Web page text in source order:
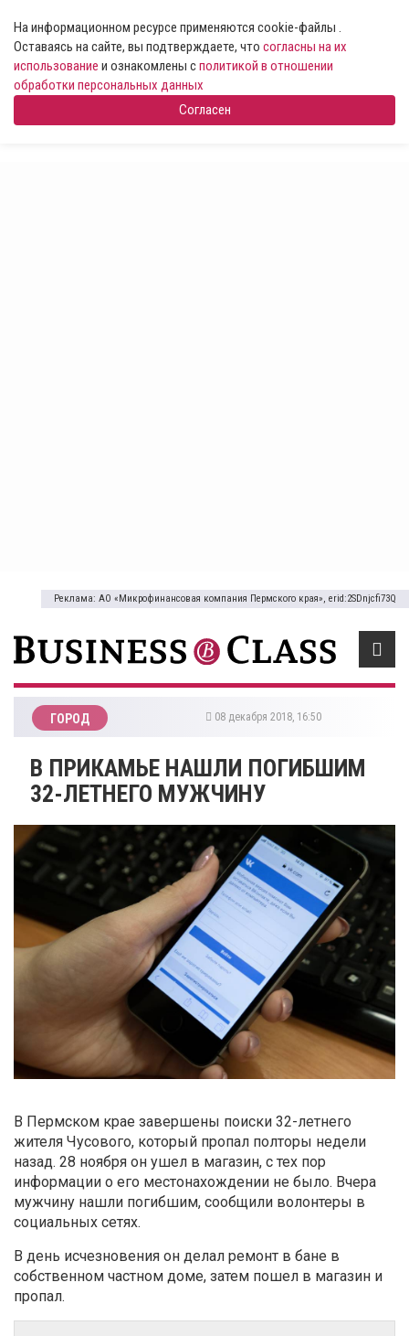
На информационном ресурсе применяются cookie-файлы .
Оставаясь на сайте, вы подтверждаете, что согласны на их
использование и ознакомлены сполитикой в отношении
обработки персональных данных
Согласен
Реклама: АО «Микрофинансовая компания Пермского края», erid:2SDnjcfi73Q
ГОРОД 08 декабря 2018, 16:50
​В ПРИКАМЬЕ НАШЛИ ПОГИБШИМ
32-ЛЕТНЕГО МУЖЧИНУ
В Пермском крае завершены поиски 32-летнего
жителя Чусового, который пропал полторы недели
назад. 28 ноября он ушел в магазин, с тех пор
информации о его местонахождении не было. Вчера
мужчину нашли погибшим, сообщили волонтеры в
социальных сетях.
В день исчезновения он делал ремонт в бане в
собственном частном доме, затем пошел в магазин и
пропал.